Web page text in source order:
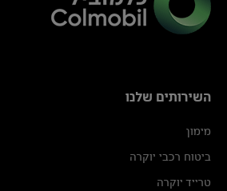
השירותים שלנו
מימון
ביטוח רכבי יוקרה
טרייד יוקרה